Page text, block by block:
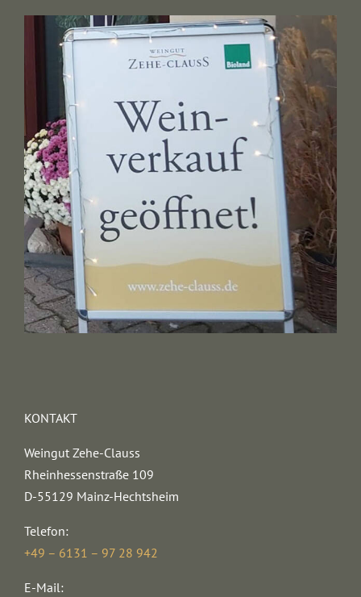
KONTAKT
Weingut Zehe-Clauss
Rheinhessenstraße 109
D-55129 Mainz-Hechtsheim
Telefon:
+49 – 6131 – 97 28 942
E-Mail: